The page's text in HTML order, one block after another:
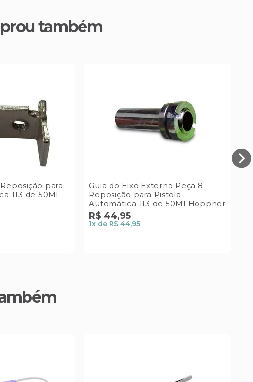
também
para
113 de 50Ml
Guia do Eixo Externo Peça 8
Reposição para Pistola
Automática 113 de 50Ml Hoppner
R$ 44,95
1x de R$ 44,95